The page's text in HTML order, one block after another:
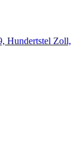
Hundertstel Zoll,